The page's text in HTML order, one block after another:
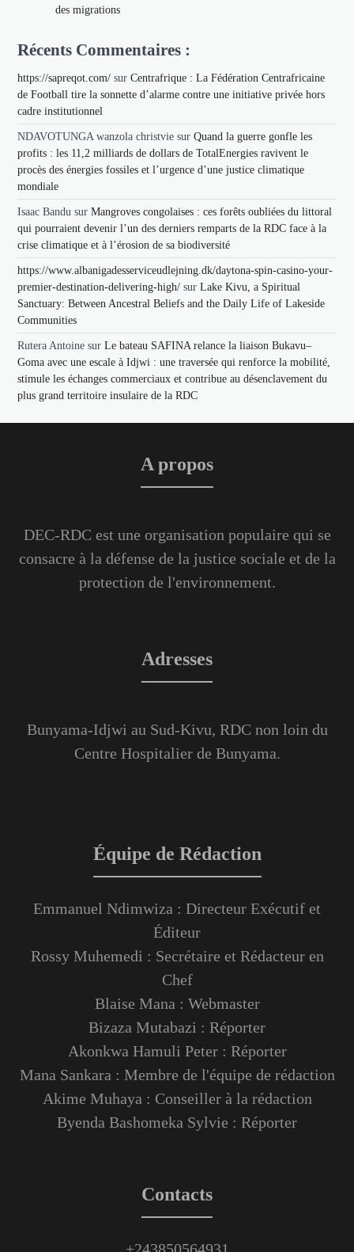
des migrations
Récents Commentaires :
https://sapreqot.com/ surCentrafrique : La Fédération Centrafricaine
de Football tire la sonnette d’alarme contre une initiative privée hors
cadre institutionnel
NDAVOTUNGA wanzola christvie surQuand la guerre gonfle les
profits : les 11,2 milliards de dollars de TotalEnergies ravivent le
procès des énergies fossiles et l’urgence d’une justice climatique
mondiale
Isaac Bandu surMangroves congolaises : ces forêts oubliées du littoral
qui pourraient devenir l’un des derniers remparts de la RDC face à la
crise climatique et à l’érosion de sa biodiversité
https://www.albanigadesserviceudlejning.dk/daytona-spin-casino-your-
premier-destination-delivering-high/ surLake Kivu, a Spiritual
Sanctuary: Between Ancestral Beliefs and the Daily Life of Lakeside
Communities
Rutera Antoine surLe bateau SAFINA relance la liaison Bukavu–
Goma avec une escale à Idjwi : une traversée qui renforce la mobilité,
stimule les échanges commerciaux et contribue au désenclavement du
plus grand territoire insulaire de la RDC
A propos
DEC-RDC est une organisation populaire qui se
consacre à la défense de la justice sociale et de la
protection de l'environnement.
Adresses
Bunyama-Idjwi au Sud-Kivu, RDC non loin du
Centre Hospitalier de Bunyama.
Équipe de Rédaction
Emmanuel Ndimwiza : Directeur Exécutif et
Éditeur
Rossy Muhemedi : Secrétaire et Rédacteur en
Chef
Blaise Mana : Webmaster
Bizaza Mutabazi : Réporter
Akonkwa Hamuli Peter : Réporter
Mana Sankara : Membre de l'équipe de rédaction
Akime Muhaya : Conseiller à la rédaction
Byenda Bashomeka Sylvie : Réporter
Contacts